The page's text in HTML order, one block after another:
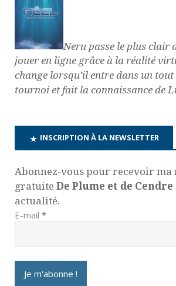
Neru passe le plus clair
jouer en ligne grâce à la réalité
change lorsqu’il entre dans un
tournoi et fait la connaissance de
INSCRIPTION À LA NEWSLETTER
Abonnez-vous pour recevoir ma
gratuite De Plume et de Cendre
actualité.
E-mail *